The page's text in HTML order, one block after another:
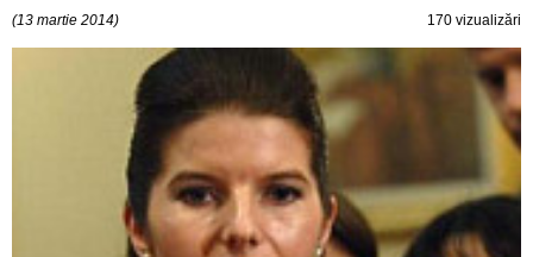
(13 martie 2014) 170 vizualizări